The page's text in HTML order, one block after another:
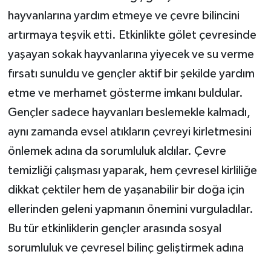
hayvanlarına yardım etmeye ve çevre bilincini
artırmaya teşvik etti. Etkinlikte gölet çevresinde
yaşayan sokak hayvanlarına yiyecek ve su verme
fırsatı sunuldu ve gençler aktif bir şekilde yardım
etme ve merhamet gösterme imkanı buldular.
Gençler sadece hayvanları beslemekle kalmadı,
aynı zamanda evsel atıkların çevreyi kirletmesini
önlemek adına da sorumluluk aldılar. Çevre
temizliği çalışması yaparak, hem çevresel kirliliğe
dikkat çektiler hem de yaşanabilir bir doğa için
ellerinden geleni yapmanın önemini vurguladılar.
Bu tür etkinliklerin gençler arasında sosyal
sorumluluk ve çevresel bilinç geliştirmek adına